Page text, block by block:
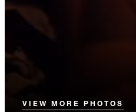
VIEW MORE PHOTOS